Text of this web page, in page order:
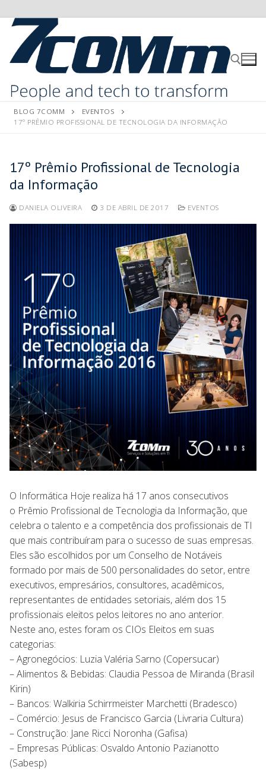
BLOG 7COMM
EVENTOS
17º PRÊMIO PROFISSIONAL DE TECNOLOGIA DA INFORMAÇÃO
17º Prêmio Profissional de Tecnologia
da Informação
DANIELA OLIVEIRA 3 DE ABRIL DE 2017 EVENTOS
O Informática Hoje realiza há 17 anos consecutivos
o Prêmio Profissional de Tecnologia da Informação, que
celebra o talento e a competência dos profissionais de TI
que mais contribuíram para o sucesso de suas empresas.
Eles são escolhidos por um Conselho de Notáveis
formado por mais de 500 personalidades do setor, entre
executivos, empresários, consultores, acadêmicos,
representantes de entidades setoriais, além dos 15
profissionais eleitos pelos leitores no ano anterior.
Neste ano, estes foram os CIOs Eleitos em suas
categorias:
– Agronegócios: Luzia Valéria Sarno (Copersucar)
– Alimentos & Bebidas: Claudia Pessoa de Miranda (Brasil
Kirin)
– Bancos: Walkiria Schirrmeister Marchetti (Bradesco)
– Comércio: Jesus de Francisco Garcia (Livraria Cultura)
– Construção: Jane Ricci Noronha (Gafisa)
– Empresas Públicas: Osvaldo Antonio Pazianotto
(Sabesp)